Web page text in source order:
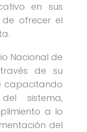
en sus
ofrecer el
Nacional de
de su
capacitando
sistema,
a lo
del